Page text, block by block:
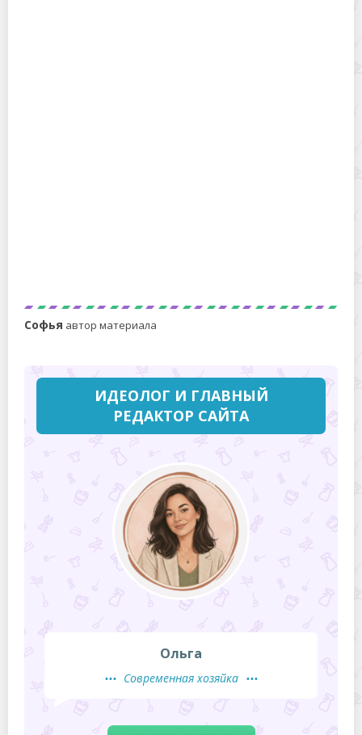
Софья автор материала
ИДЕОЛОГ И ГЛАВНЫЙ
РЕДАКТОР САЙТА
Ольга
Современная хозяйка